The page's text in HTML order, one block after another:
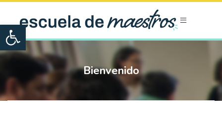
Open toolbar
Bienvenido